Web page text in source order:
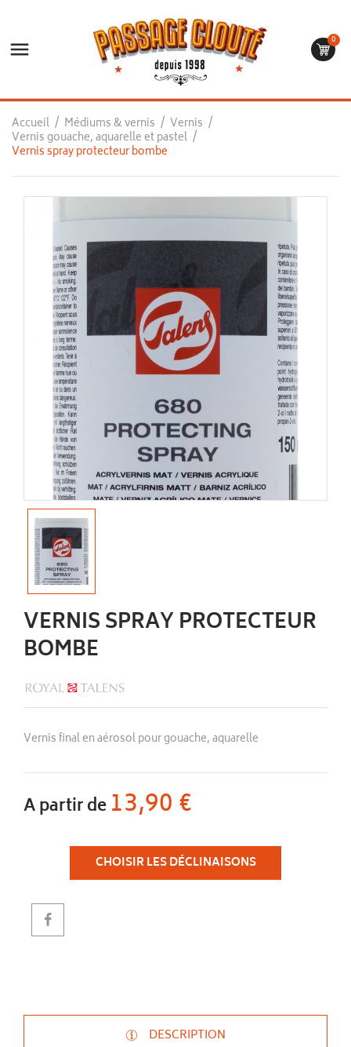
 0
Accueil Médiums & vernis Vernis
Vernis gouache, aquarelle et pastel
Vernis spray protecteur bombe
VERNIS SPRAY PROTECTEUR
BOMBE
Vernis final en aérosol pour gouache, aquarelle
A partir de 13,90 €
CHOISIR LES DÉCLINAISONS
DESCRIPTION